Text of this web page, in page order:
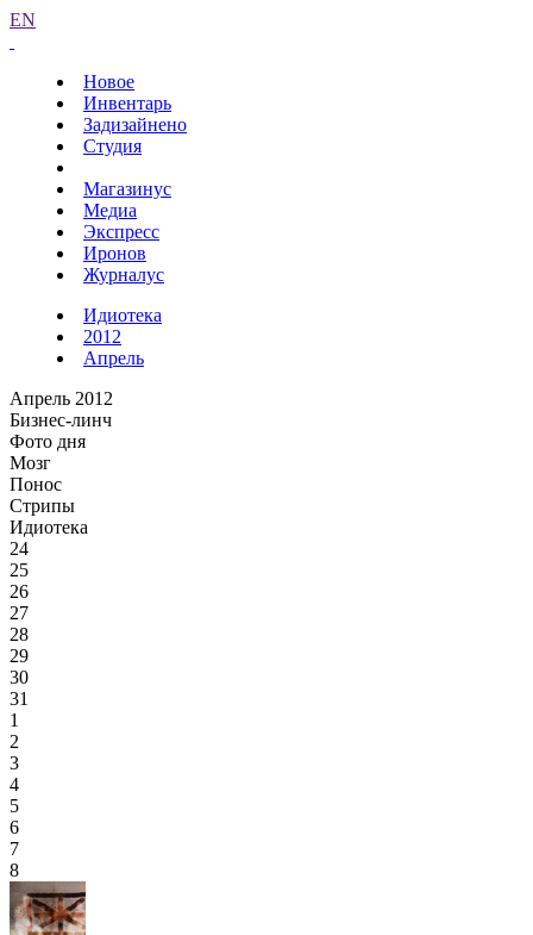
EN
Новое
Инвентарь
Задизайнено
Студия
Магазинус
Медиа
Экспресс
Иронов
Журналус
Идиотека
2012
Апрель
Апрель 2012
Бизнес-линч
Фото дня
Мозг
Понос
Стрипы
Идиотека
24
25
26
27
28
29
30
31
1
2
3
4
5
6
7
8